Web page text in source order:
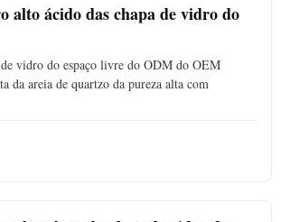
alto ácido das chapa de vidro do
vidro do espaço livre do ODM do OEM
da areia de quartzo da pureza alta com